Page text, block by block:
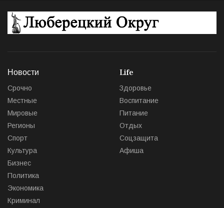
Новости
Срочно
Местные
Мировые
Регионы
Спорт
Культура
Бизнес
Политика
Экономика
Криминал
Life
Здоровье
Воспитание
Питание
Отдых
Соцзащита
Афиша